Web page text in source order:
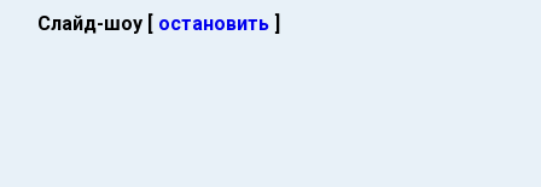
Слайд-шоу [ остановить ]